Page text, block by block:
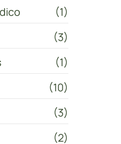
(1)
(3)
(1)
(10)
(3)
(2)